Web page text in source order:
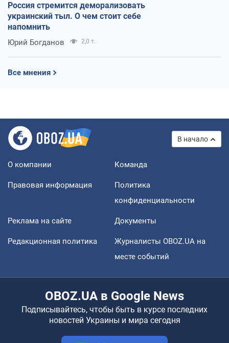
Россия стремится деморализовать
украинский тыл. О чем стоит себе
напомнить
Юрий Богданов 2,0 т.
Все мнения
В начало
О компании Команда
Правовая информация
Политика
конфиденциальности
Реклама на сайте Документы
Редакционная политика
Журналисты OBOZ.UA на
месте событий
OBOZ.UA в Google News
Подписывайтесь, чтобы быть в курсе последних
новостей Украины и мира сегодня